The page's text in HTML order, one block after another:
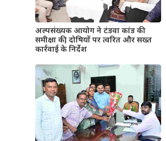
अल्पसंख्यक आयोग ने टंडवा कांड की
समीक्षा की, दोषियों पर त्वरित और सख्त
कार्रवाई के निर्देश